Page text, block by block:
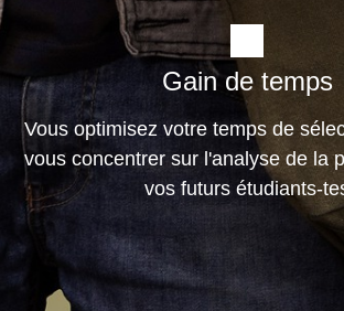
Gain de temps
Vous optimisez votre temps de
vous concentrer sur l'analyse de la
vos futurs étudiants-